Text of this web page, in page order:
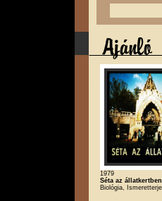
1979
Séta az állatkertben
Biológia,